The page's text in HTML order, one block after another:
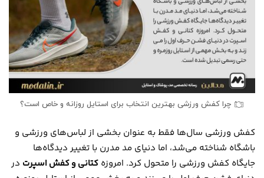
چرا کفش ورزشی بهترین انتخاب برای استایل روزانه و خاص است؟
کفش ورزشی سال‌ها فقط به عنوان بخشی از لباس‌های ورزشی و
باشگاه شناخته می‌شد، اما دنیای مد مدرن با تغییر دیدگاه‌ها
جایگاه کفش ورزشی را متحول کرد. امروزه کتانی و کفش اسپرت در